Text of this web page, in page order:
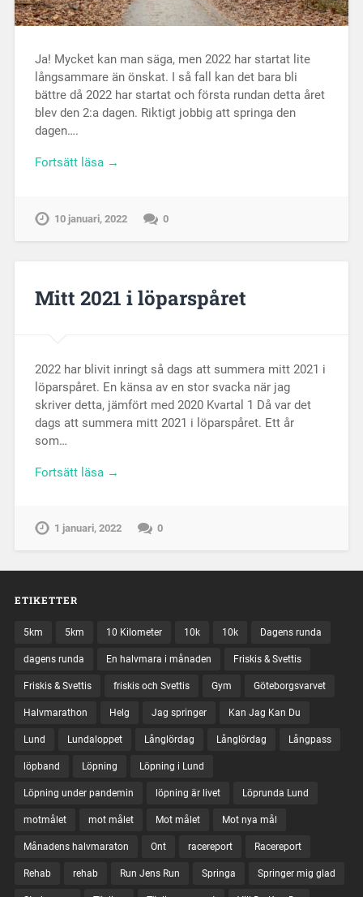
Ja! Mycket kan man säga, men 2022 har startat lite
långsammare än önskat. I så fall kan det bara bli
bättre då 2022 har startat och första rundan detta året
blev den 2:a dagen. Riktigt jobbig att springa den
dagen….
Fortsätt läsa →
10 januari, 2022 0
Mitt 2021 i löparspåret
2022 har blivit inringt så dags att summera mitt 2021 i
löparspåret. En känsa av en stor svacka när jag
skriver detta, jämfört med 2020 Kvartal 1 Då var det
dags att summera mitt 2021 i löparspåret. Ett år
som…
Fortsätt läsa →
1 januari, 2022 0
ETIKETTER
5km 5km 10 Kilometer 10k 10k Dagens runda
dagens runda En halvmara i månaden Friskis & Svettis
Friskis & Svettis friskis och Svettis Gym Göteborgsvarvet
Halvmarathon Helg Jag springer Kan Jag Kan Du
Lund Lundaloppet Långlördag Långlördag Långpass
löpband Löpning Löpning i Lund
Löpning under pandemin löpning är livet Löprunda Lund
motmålet mot målet Mot målet Mot nya mål
Månadens halvmaraton Ont racereport Racereport
Rehab rehab Run Jens Run Springa Springer mig glad